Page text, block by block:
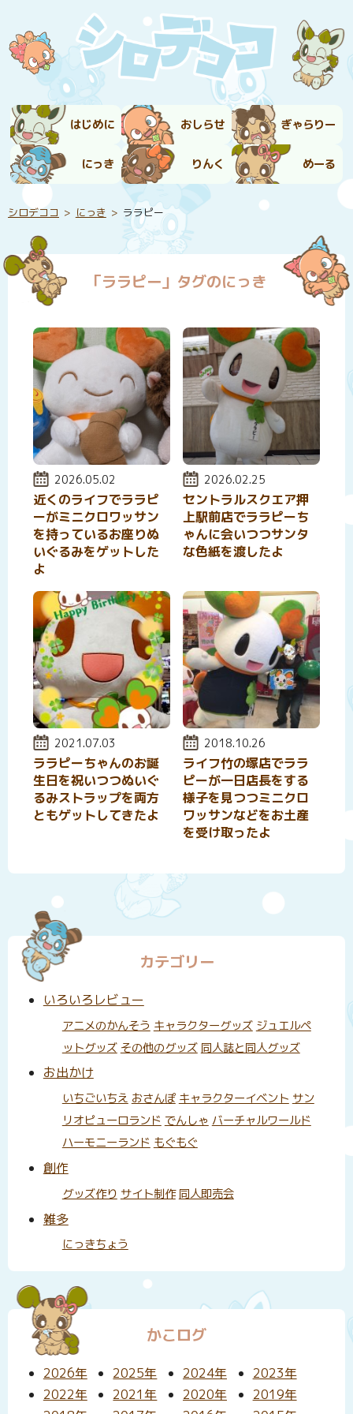
はじめに おしらせ ぎゃらりー
にっき りんく めーる
シロデココ にっき ララピー
「ララピー」タグのにっき
投稿日:
2026.05.02
近くのライフでララピ
ーがミニクロワッサン
を持っているお座りぬ
いぐるみをゲットした
よ
投稿日:
2026.02.25
セントラルスクエア押
上駅前店でララピーち
ゃんに会いつつサンタ
な色紙を渡したよ
投稿日:
2021.07.03
ララピーちゃんのお誕
生日を祝いつつぬいぐ
るみストラップを両方
ともゲットしてきたよ
投稿日:
2018.10.26
ライフ竹の塚店でララ
ピーが一日店長をする
様子を見つつミニクロ
ワッサンなどをお土産
を受け取ったよ
カテゴリー
いろいろレビュー
アニメのかんそう キャラクターグッズ ジュエルペ
ットグッズ その他のグッズ 同人誌と同人グッズ
お出かけ
いちごいちえ おさんぽ キャラクターイベント サン
リオピューロランド でんしゃ バーチャルワールド
ハーモニーランド もぐもぐ
創作
グッズ作り サイト制作 同人即売会
雑多
にっきちょう
かこログ
2026年 2025年 2024年
2023年
2022年
2021年 2020年
2019年